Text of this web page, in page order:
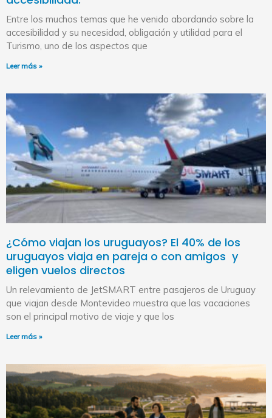
Entre los muchos temas que he venido abordando sobre la
accesibilidad y su necesidad, obligación y utilidad para el
Turismo, uno de los aspectos que
Leer más »
¿Cómo viajan los uruguayos? El 40% de los
uruguayos viaja en pareja o con amigos y
eligen vuelos directos
Un relevamiento de JetSMART entre pasajeros de Uruguay
que viajan desde Montevideo muestra que las vacaciones
son el principal motivo de viaje y que los
Leer más »